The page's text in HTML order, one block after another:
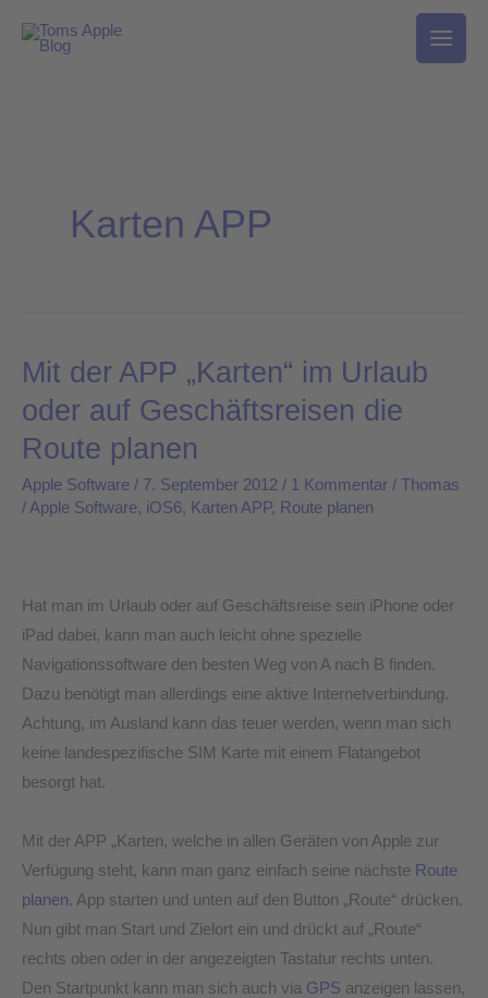
Inhalt
Karten APP
Mit der APP „Karten“ im Urlaub
oder auf Geschäftsreisen die
Route planen
Apple Software / 7. September 2012 / 1 Kommentar / Thomas
/ Apple Software, iOS6, Karten APP, Route planen
Hat man im Urlaub oder auf Geschäftsreise sein iPhone oder
iPad dabei, kann man auch leicht ohne spezielle
Navigationssoftware den besten Weg von A nach B finden.
Dazu benötigt man allerdings eine aktive Internetverbindung.
Achtung, im Ausland kann das teuer werden, wenn man sich
keine landespezifische SIM Karte mit einem Flatangebot
besorgt hat.
Mit der APP „Karten, welche in allen Geräten von Apple zur
Verfügung steht, kann man ganz einfach seine nächste Route
planen. App starten und unten auf den Button „Route“ drücken.
Nun gibt man Start und Zielort ein und drückt auf „Route“
rechts oben oder in der angezeigten Tastatur rechts unten.
Den Startpunkt kann man sich auch via GPS anzeigen lassen,
Mit
APP
„Karten“
im
Urlaub
Geschäftsreisen
die
Route
planen